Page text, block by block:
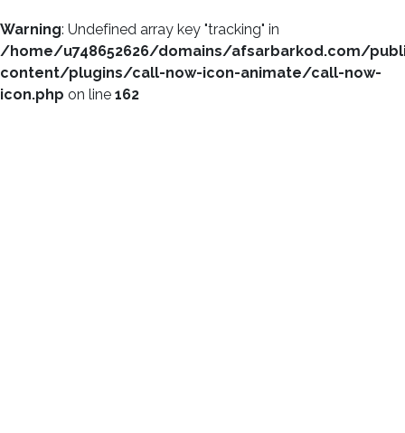
Warning: Undefined array key "tracking" in
/home/u748652626/domains/afsarbarkod.com/
content/plugins/call-now-icon-animate/call-now-
icon.php on line 162